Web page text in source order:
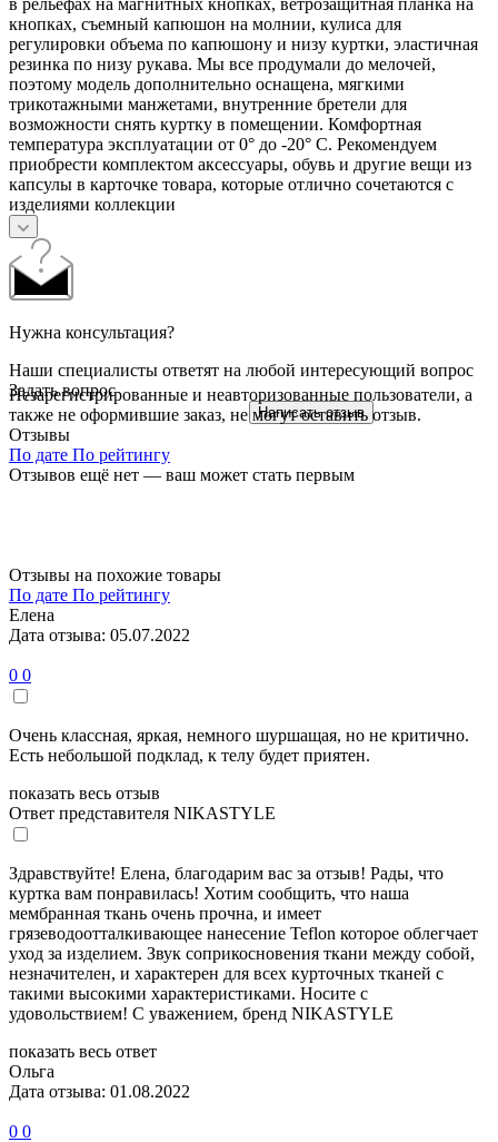
кнопках, съемный капюшон на молнии, кулиса для
регулировки объема по капюшону и низу куртки, эластичная
резинка по низу рукава. Мы все продумали до мелочей,
поэтому модель дополнительно оснащена, мягкими
трикотажными манжетами, внутренние бретели для
возможности снять куртку в помещении. Комфортная
температура эксплуатации от 0° до -20° С. Рекомендуем
приобрести комплектом аксессуары, обувь и другие вещи из
капсулы в карточке товара, которые отлично сочетаются с
изделиями коллекции
Нужна консультация?
Наши специалисты ответят на любой интересующий вопрос
Задать вопрос
Написать отзыв
Незарегистрированные и неавторизованные пользователи, а
также не оформившие заказ, не могут оставить отзыв.
Отзывы
По дате По рейтингу
Отзывов ещё нет — ваш может стать первым
Отзывы на похожие товары
По дате По рейтингу
Елена
Дата отзыва: 05.07.2022
0 0
Очень классная, яркая, немного шуршащая, но не критично.
Есть небольшой подклад, к телу будет приятен.
показать весь отзыв
Ответ представителя NIKASTYLE
Здравствуйте! Елена, благодарим вас за отзыв! Рады, что
куртка вам понравилась! Хотим сообщить, что наша
мембранная ткань очень прочна, и имеет
грязеводоотталкивающее нанесение Teflon которое облегчает
уход за изделием. Звук соприкосновения ткани между собой,
незначителен, и характерен для всех курточных тканей с
такими высокими характеристиками. Носите с
удовольствием! С уважением, бренд NIKASTYLE
показать весь ответ
Ольга
Дата отзыва: 01.08.2022
0 0